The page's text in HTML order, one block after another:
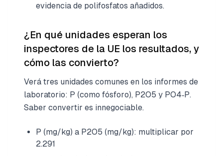
evidencia de polifosfatos añadidos.
¿En qué unidades esperan los
inspectores de la UE los resultados, y
cómo las convierto?
Verá tres unidades comunes en los informes de
laboratorio: P (como fósforo), P2O5 y PO4‑P.
Saber convertir es innegociable.
P (mg/kg) a P2O5 (mg/kg): multiplicar por
2.291